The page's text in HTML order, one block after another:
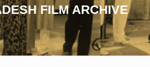
FILM ARCHIVE